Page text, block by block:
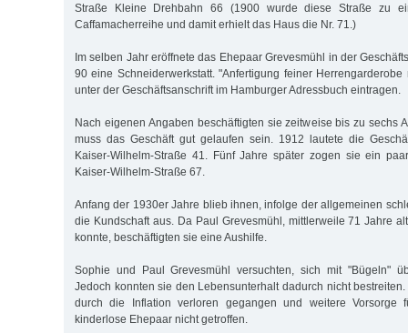
Straße Kleine Drehbahn 66 (1900 wurde diese Straße zu
Caffamacherreihe und damit erhielt das Haus die Nr. 71.)
Im selben Jahr eröffnete das Ehepaar Grevesmühl in der
90 eine Schneiderwerkstatt. "Anfertigung feiner
unter der Geschäftsanschrift im Hamburger Adressbuch eintragen.
Nach eigenen Angaben beschäftigten sie zeitweise bis zu sechs
muss das Geschäft gut gelaufen sein. 1912 lautete die
Kaiser-Wilhelm-Straße 41. Fünf Jahre später zogen sie ein
Kaiser-Wilhelm-Straße 67.
Anfang der 1930er Jahre blieb ihnen, infolge der allgemeinen
die Kundschaft aus. Da Paul Grevesmühl, mittlerweile 71 Jahre
konnte, beschäftigten sie eine Aushilfe.
Sophie und Paul Grevesmühl versuchten, sich mit "Bügeln"
Jedoch konnten sie den Lebensunterhalt dadurch nicht
durch die Inflation verloren gegangen und weitere Vorsorge
kinderlose Ehepaar nicht getroffen.